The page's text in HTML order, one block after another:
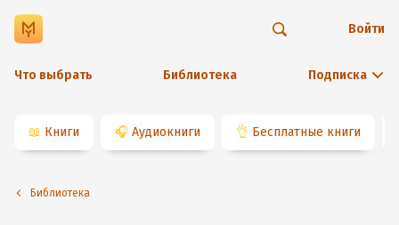
Что выбрать Библиотека Подписка
Войти
📖 Книги 🎧 Аудиокниги 👌 Бесплатные книги
Библиотека